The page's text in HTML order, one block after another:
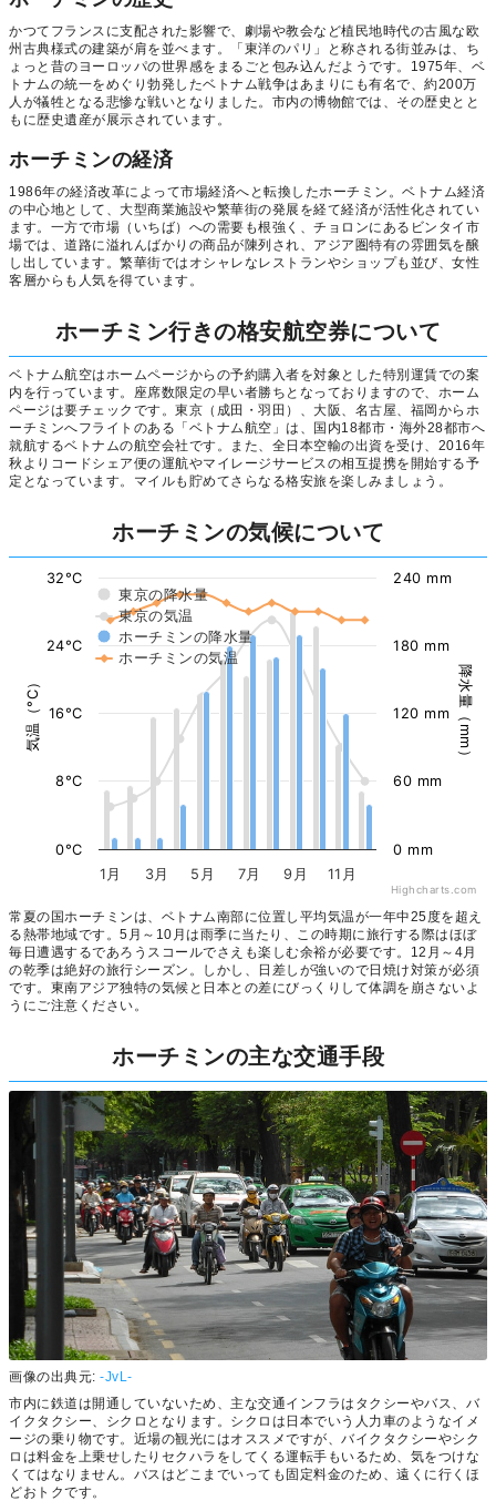
かつてフランスに支配された影響で、劇場や教会など植民地時代の古風な欧
州古典様式の建築が肩を並べます。「東洋のパリ」と称される街並みは、ち
ょっと昔のヨーロッパの世界感をまるごと包み込んだようです。1975年、ベ
トナムの統一をめぐり勃発したベトナム戦争はあまりにも有名で、約200万
人が犠牲となる悲惨な戦いとなりました。市内の博物館では、その歴史とと
もに歴史遺産が展示されています。
ホーチミンの経済
1986年の経済改革によって市場経済へと転換したホーチミン。ベトナム経済
の中心地として、大型商業施設や繁華街の発展を経て経済が活性化されてい
ます。一方で市場（いちば）への需要も根強く、チョロンにあるビンタイ市
場では、道路に溢れんばかりの商品が陳列され、アジア圏特有の雰囲気を醸
し出しています。繁華街ではオシャレなレストランやショップも並び、女性
客層からも人気を得ています。
ホーチミン行きの格安航空券について
ベトナム航空はホームページからの予約購入者を対象とした特別運賃での案
内を行っています。座席数限定の早い者勝ちとなっておりますので、ホーム
ページは要チェックです。東京（成田・羽田）、大阪、名古屋、福岡からホ
ーチミンへフライトのある「ベトナム航空」は、国内18都市・海外28都市へ
就航するベトナムの航空会社です。また、全日本空輸の出資を受け、2016年
秋よりコードシェア便の運航やマイレージサービスの相互提携を開始する予
定となっています。マイルも貯めてさらなる格安旅を楽しみましょう。
ホーチミンの気候について
気温（°C） 降水量（mm）
東京の降水量
東京の気温
ホーチミンの降水量
ホーチミンの気温
1月 3月 5月 7月 9月 11月
0°C
8°C
16°C
24°C
32°C
0 mm
60 mm
120 mm
180 mm
240 mm
Highcharts.com
常夏の国ホーチミンは、ベトナム南部に位置し平均気温が一年中25度を超え
る熱帯地域です。5月～10月は雨季に当たり、この時期に旅行する際はほぼ
毎日遭遇するであろうスコールでさえも楽しむ余裕が必要です。12月～4月
の乾季は絶好の旅行シーズン。しかし、日差しが強いので日焼け対策が必須
です。東南アジア独特の気候と日本との差にびっくりして体調を崩さないよ
うにご注意ください。
ホーチミンの主な交通手段
画像の出典元: -JvL-
市内に鉄道は開通していないため、主な交通インフラはタクシーやバス、バ
イクタクシー、シクロとなります。シクロは日本でいう人力車のようなイメ
ージの乗り物です。近場の観光にはオススメですが、バイクタクシーやシク
ロは料金を上乗せしたりセクハラをしてくる運転手もいるため、気をつけな
くてはなりません。バスはどこまでいっても固定料金のため、遠くに行くほ
どおトクです。